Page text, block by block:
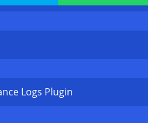
Logs Plugin